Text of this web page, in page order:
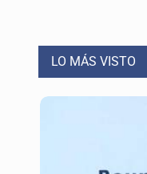
LO MÁS VISTO